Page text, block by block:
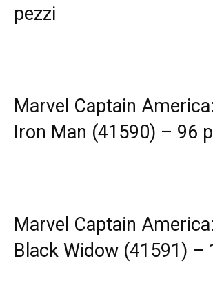
pezzi
Marvel Captain
Iron Man (41590) – 96
Marvel Captain
Black Widow (41591) –